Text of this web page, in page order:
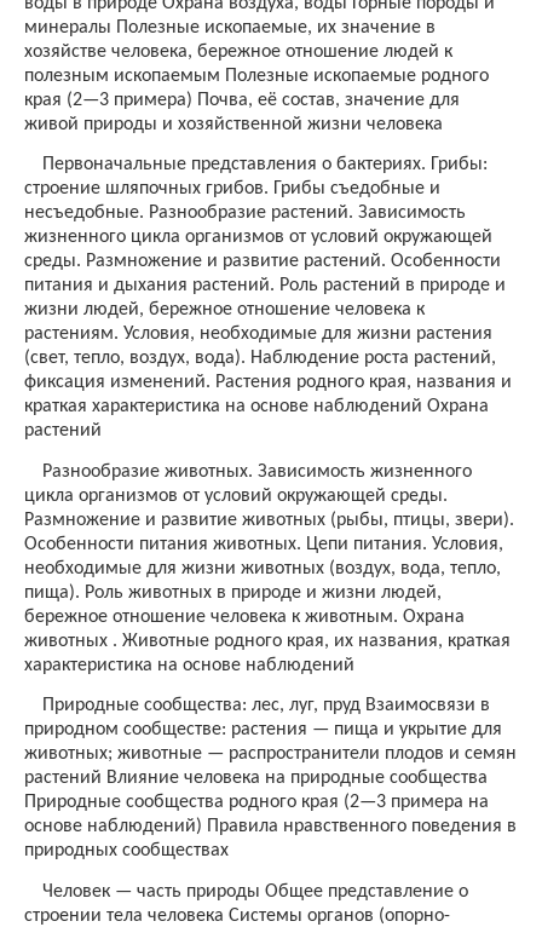
минералы Полезные ископаемые, их значение в
хозяйстве человека, бережное отношение людей к
полезным ископаемым Полезные ископаемые родного
края (2—3 примера) Почва, её состав, значение для
живой природы и хозяйственной жизни человека
Первоначальные представления о бактериях. Грибы:
строение шляпочных грибов. Грибы съедобные и
несъедобные. Разнообразие растений. Зависимость
жизненного цикла организмов от условий окружающей
среды. Размножение и развитие растений. Особенности
питания и дыхания растений. Роль растений в природе и
жизни людей, бережное отношение человека к
растениям. Условия, необходимые для жизни растения
(свет, тепло, воздух, вода). Наблюдение роста растений,
фиксация изменений. Растения родного края, названия и
краткая характеристика на основе наблюдений Охрана
растений
Разнообразие животных. Зависимость жизненного
цикла организмов от условий окружающей среды.
Размножение и развитие животных (рыбы, птицы, звери).
Особенности питания животных. Цепи питания. Условия,
необходимые для жизни животных (воздух, вода, тепло,
пища). Роль животных в природе и жизни людей,
бережное отношение человека к животным. Охрана
животных . Животные родного края, их названия, краткая
характеристика на основе наблюдений
Природные сообщества: лес, луг, пруд Взаимосвязи в
природном сообществе: растения — пища и укрытие для
животных; животные — распространители плодов и семян
растений Влияние человека на природные сообщества
Природные сообщества родного края (2—3 примера на
основе наблюдений) Правила нравственного поведения в
природных сообществах
Человек — часть природы Общее представление о
строении тела человека Системы органов (опорно-